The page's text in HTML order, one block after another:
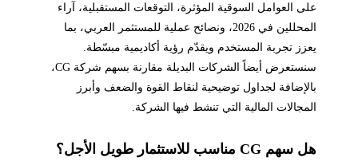
على العوامل السوقية المؤثرة، التوقعات المستقبلية، آراء
المحللين في 2026، ونصائح عملية للمستثمر العربي، بما
يعزز تجربة المستخدم ويقدّم رؤية أكاديمية مبسّطة.
سنستعرض أيضاً الشركات البديلة مقارنة بسهم شركة CG،
بالإضافة لجداول توضيحية لنقاط القوة والضعف وأبرز
المجالات المالية التي تنشط فيها الشركة.
هل سهم CG مناسب للاستثمار طويل الأجل؟